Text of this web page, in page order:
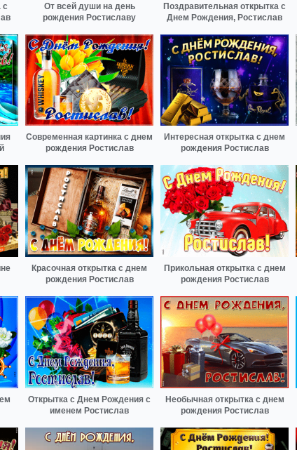
с
От всей души на день
рождения Ростиславу
Поздравительная открытка с
Днем Рождения, Ростислав
Современная картинка с днем
рождения Ростислав
Интересная открытка с днем
рождения Ростислав
Красочная открытка с днем
рождения Ростислав
Прикольная открытка с днем
рождения Ростислав
Открытка с Днем Рождения с
именем Ростислав
Необычная открытка с днем
рождения Ростислав